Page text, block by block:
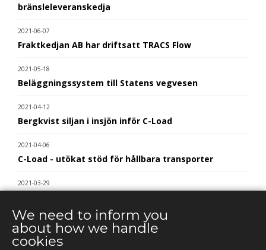
bränsleleveranskedja
2021-06-07
Fraktkedjan AB har driftsatt TRACS Flow
2021-05-18
Beläggningssystem till Statens vegvesen
2021-04-12
Bergkvist siljan i insjön inför C-Load
2021-04-06
C-Load - utökat stöd för hållbara transporter
2021-03-29
2021-03-15
Kunderna nöjda med Triona
We need to inform you
about how we handle
cookies